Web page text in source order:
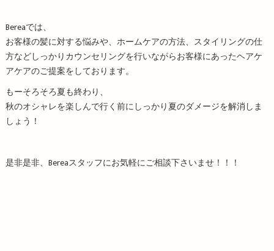
Bereaでは、
お客様の髪に対する悩みや、ホームケアの方法、スタイリングの仕
方などしっかりカウンセリングを行いながらお客様にあったヘアケ
アケアのご提案をしております。
もーそろそろ夏も終わり、
秋のオシャレを楽しんで行く前にしっかり夏のダメージを解消しま
しょう！
是非是非、Bereaスタッフにお気軽にご相談下さいませ！！！